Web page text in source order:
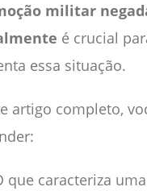
militar
é crucial
essa situação.
artigo completo,
que caracteriza uma